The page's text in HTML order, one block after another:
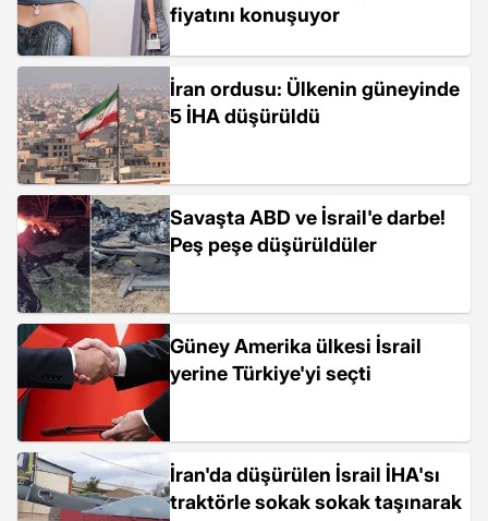
fiyatını konuşuyor
İran ordusu: Ülkenin güneyinde
5 İHA düşürüldü
Savaşta ABD ve İsrail'e darbe!
Peş peşe düşürüldüler
Güney Amerika ülkesi İsrail
yerine Türkiye'yi seçti
İran'da düşürülen İsrail İHA'sı
traktörle sokak sokak taşınarak